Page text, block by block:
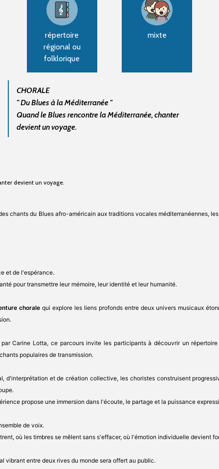
répertoire
régional ou
folklorique
mixte
CHORALE
" Du Blues à la Méditerranée "
Quand le Blues rencontre la Méditerranée, chanter
devient un voyage.
devient un voyage.
chants du Blues afro-américain aux traditions vocales méditerranéennes,
et de l'espérance.
pour transmettre leur mémoire, leur identité et leur humanité.
chorale qui explore les liens profonds entre deux univers musicaux
Carine Lotta, ce parcours invite les participants à découvrir un
populaires de transmission.
d'interprétation et de création collective, les choristes construisent
propose une immersion dans l'écoute, le partage et la puissance
de voix.
où les timbres se mêlent sans s'effacer, où l'émotion individuelle devient
vibrant entre deux rives du monde sera offert au public.